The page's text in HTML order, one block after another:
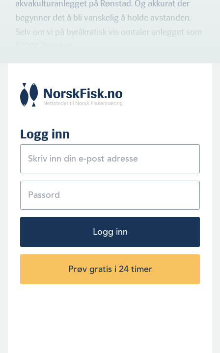
akvakulturanlegget på Rønstad. Og akkurat der
begynner det å bli vanskelig å holde avstanden.
Selv om vi på byråkratisk vis omtaler anlegget som
Logg inn
Logg inn
Prøv gratis i 24 timer